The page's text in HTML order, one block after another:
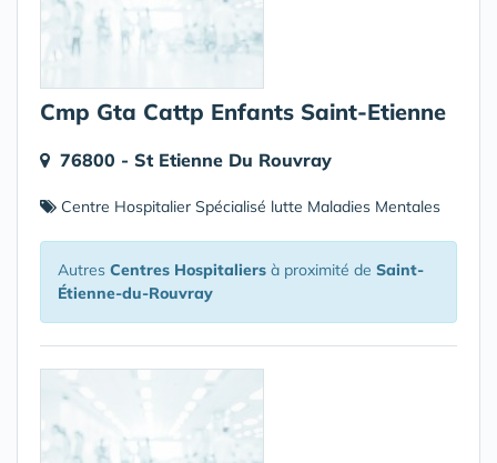
Cmp Gta Cattp Enfants Saint-Etienne
76800 - St Etienne Du Rouvray
Centre Hospitalier Spécialisé lutte Maladies Mentales
Autres Centres Hospitaliers à proximité de Saint-
Étienne-du-Rouvray